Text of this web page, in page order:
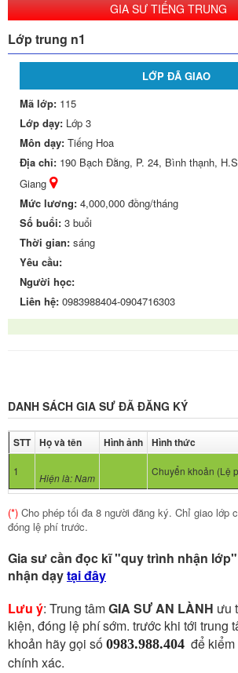
GIA SƯ TIẾNG TRUNG
Lớp trung n1
LỚP ĐÃ GIAO
Mã lớp: 115
Lớp dạy: Lớp 3
Môn dạy: Tiếng Hoa
Địa chỉ: 190 Bạch Đằng, P. 24, Bình thạnh,
Giang
Mức lương: 4,000,000 đồng/tháng
Số buổi: 3 buổi
Thời gian: sáng
Yêu cầu:
Người học:
Liên hệ: 0983988404-0904716303
DANH SÁCH GIA SƯ ĐÃ ĐĂNG KÝ
STT Họ và tên Hình ảnh Hình thức
1
Hiện là: Nam
Chuyển khoản (Lệ
(*) Cho phép tối đa 8 người đăng ký. Chỉ giao lớp
đóng lệ phí trước.
Gia sư cần đọc kĩ "quy trình nhận
nhận dạytại đây
Lưu ý: Trung tâmGIA SƯ AN LÀNH ưu
kiện, đóng lệ phí sớm. trước khi tới trung
khoản hãy gọi số 0983.988.404 để
chính xác.